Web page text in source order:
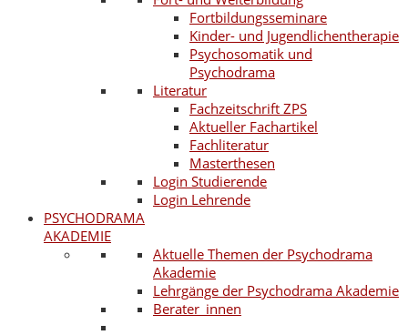
Fortbildungsseminare
Kinder- und Jugendlichentherapie
Psychosomatik und
Psychodrama
Literatur
Fachzeitschrift ZPS
Aktueller Fachartikel
Fachliteratur
Masterthesen
Login Studierende
Login Lehrende
PSYCHODRAMA
AKADEMIE
Aktuelle Themen der Psychodrama
Akademie
Lehrgänge der Psychodrama Akademie
Berater_innen